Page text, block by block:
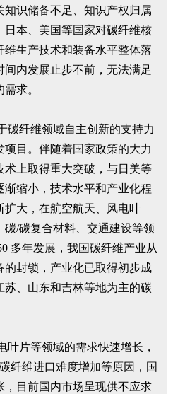
知识储备不足、知识产权归属
本、美国等国家对碳纤维核
生产技术和装备水平整体落
内发展止步不前，无法满足
求。
碳纤维领域自主创新的支持力
目。伴随着国家政策的大力
上取得重大突破，与日美等
渐缩小，技术水平和产业化程
扩大，在航空航天、风电叶
碳/碳复合材料、交通建设等领
多年发展，我国碳纤维产业从
封锁，产业化已取得初步成
、山东和吉林等地为主的碳
叶片等领域的需求快速增长，
纤维进口难度增加等原因，国
，目前国内市场呈现供不应求